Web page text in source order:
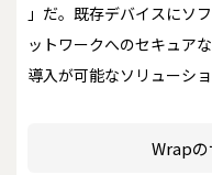
」だ。既存デバイスにソ
ットワークへのセキュア
導入が可能なソリューショ
Wrap